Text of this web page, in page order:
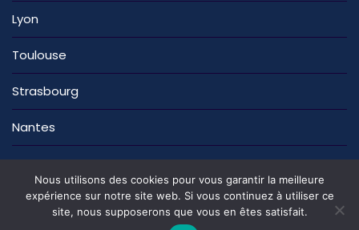
Lyon
Toulouse
Strasbourg
Nantes
La rédaction Nous contacter
Mentions légales
Nous utilisons des cookies pour vous garantir la meilleure
expérience sur notre site web. Si vous continuez à utiliser ce
site, nous supposerons que vous en êtes satisfait.